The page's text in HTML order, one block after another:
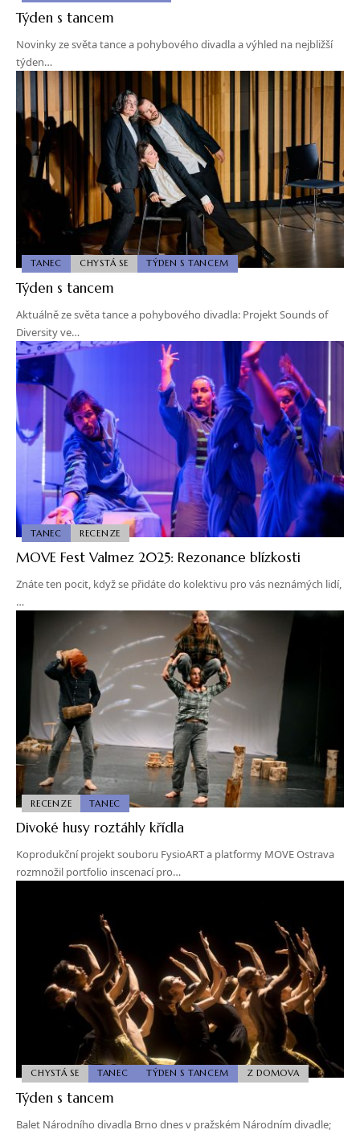
Týden s tancem
Novinky ze světa tance a pohybového divadla a výhled na nejbližší
týden…
TANEC CHYSTÁ SE TÝDEN S TANCEM
Týden s tancem
Aktuálně ze světa tance a pohybového divadla: Projekt Sounds of
Diversity ve…
TANEC RECENZE
MOVE Fest Valmez 2025: Rezonance blízkosti
Znáte ten pocit, když se přidáte do kolektivu pro vás neznámých lidí,
…
RECENZE TANEC
Divoké husy roztáhly křídla
Koprodukční projekt souboru FysioART a platformy MOVE Ostrava
rozmnožil portfolio inscenací pro…
CHYSTÁ SE TANEC TÝDEN S TANCEM Z DOMOVA
Týden s tancem
Balet Národního divadla Brno dnes v pražském Národním divadle;